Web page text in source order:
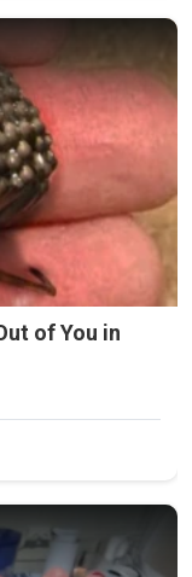
of You in